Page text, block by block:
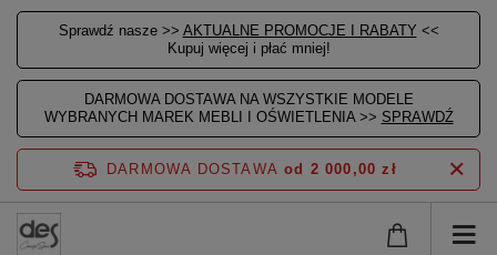
Sprawdź nasze >> AKTUALNE PROMOCJE I RABATY <<
Kupuj więcej i płać mniej!
DARMOWA DOSTAWA NA WSZYSTKIE MODELE
WYBRANYCH MAREK MEBLI I OŚWIETLENIA >> SPRAWDŹ
DARMOWA DOSTAWA od 2 000,00 zł